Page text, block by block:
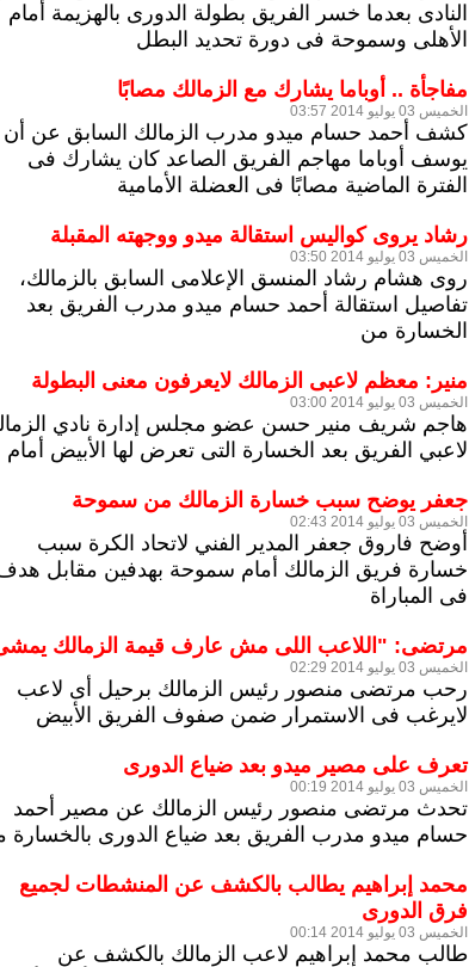
النادى بعدما خسر الفريق بطولة الدورى بالهزيمة أمام
الأهلى وسموحة فى دورة تحديد البطل
مفاجأة .. أوباما يشارك مع الزمالك مصابًا
الخميس 03 يوليو 2014 03:57
كشف أحمد حسام ميدو مدرب الزمالك السابق عن أن
يوسف أوباما مهاجم الفريق الصاعد كان يشارك فى
الفترة الماضية مصابًا فى العضلة الأمامية
رشاد يروى كواليس استقالة ميدو ووجهته المقبلة
الخميس 03 يوليو 2014 03:50
روى هشام رشاد المنسق الإعلامى السابق بالزمالك،
تفاصيل استقالة أحمد حسام ميدو مدرب الفريق بعد
الخسارة من
منير: معظم لاعبى الزمالك لايعرفون معنى البطولة
الخميس 03 يوليو 2014 03:00
هاجم شريف منير حسن عضو مجلس إدارة نادي
لاعبي الفريق بعد الخسارة التى تعرض لها الأبيض أمام
جعفر يوضح سبب خسارة الزمالك من سموحة
الخميس 03 يوليو 2014 02:43
أوضح فاروق جعفر المدير الفني لاتحاد الكرة سبب
خسارة فريق الزمالك أمام سموحة بهدفين مقابل
فى المباراة
مرتضى: "اللاعب اللى مش عارف قيمة الزمالك
الخميس 03 يوليو 2014 02:29
رحب مرتضى منصور رئيس الزمالك برحيل أى لاعب
لايرغب فى الاستمرار ضمن صفوف الفريق الأبيض
تعرف على مصير ميدو بعد ضياع الدورى
الخميس 03 يوليو 2014 00:19
تحدث مرتضى منصور رئيس الزمالك عن مصير أحمد
حسام ميدو مدرب الفريق بعد ضياع الدورى بالخسارة
محمد إبراهيم يطالب بالكشف عن المنشطات لجميع
فرق الدورى
الخميس 03 يوليو 2014 00:14
طالب محمد إبراهيم لاعب الزمالك بالكشف عن